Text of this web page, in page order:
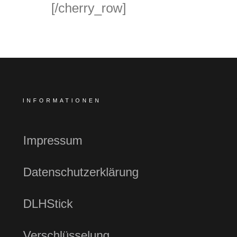
[/cherry_row]
INFORMATIONEN
Impressum
Datenschutzerklärung
DLHStick